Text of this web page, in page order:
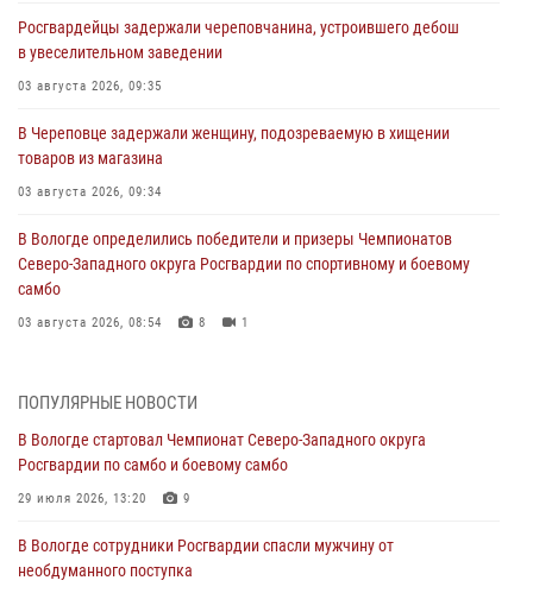
Росгвардейцы задержали череповчанина, устроившего дебош
в увеселительном заведении
03 августа 2026, 09:35
В Череповце задержали женщину, подозреваемую в хищении
товаров из магазина
03 августа 2026, 09:34
В Вологде определились победители и призеры Чемпионатов
Северо-Западного округа Росгвардии по спортивному и боевому
самбо
03 августа 2026, 08:54 8 1
ОХРАНЫ РОСГВАРДИИ В ВОЛОГОДСКОЙ ОБЛАСТИ ЗАДЕРЖАНО 23
02 августа 2026, 10:37
Росгвардейцы в г. Соколе задержали несовершеннолетнего
31 июля 2026, 06:43
ПОПУЛЯРНЫЕ НОВОСТИ
В Вологде стартовал Чемпионат Северо-Западного округа
Росгвардии по самбо и боевому самбо
29 июля 2026, 13:20 9
В Вологде сотрудники Росгвардии спасли мужчину от
необдуманного поступка